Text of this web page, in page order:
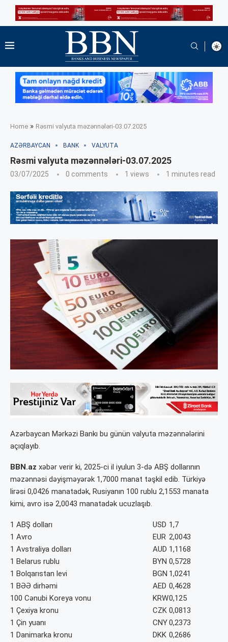
Home » Rəsmi valyuta məzənnələri-03.07.2025
AZƏRBAYCAN BANK VALYUTA
Rəsmi valyuta məzənnələri-03.07.2025
03/07/2025 0 comments 1 views 1 minutes read
Azərbaycan Mərkəzi Bankı bu günün valyuta məzənnələrini
açıqlayıb.
BBN.az xəbər verir ki, 2025-ci il iyulun 3-də ABŞ dollarının
məzənnəsi dəyişməyərək 1,7000 manat təşkil edib. Türkiyə
lirəsi 0,0426 manatadək, Rusiyanın 100 rublu 2,1553 manata
kimi, avro isə 2,0043 manatadək ucuzlaşıb.
1 ABŞ dolları USD 1,7
1 Avro
EUR 2,0043
1 Avstraliya dolları
AUD 1,1168
1 Belarus rublu
BYN 0,5728
1 Bolqarıstan levi
BGN 1,0241
1 BƏƏ dirhəmi
AED 0,4628
100 Cənubi Koreya vonu
KRW0,125
1 Çexiya kronu
CZK 0,0813
1 Çin yuanı
CNY0,2373
1 Danimarka kronu
DKK 0,2686